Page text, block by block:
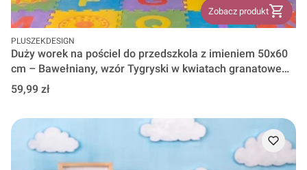
Zobacz produkt
PRODUCENT
PLUSZEKDESIGN
Duży worek na pościel do przedszkola z imieniem 50x60
cm – Bawełniany, wzór Tygryski w kwiatach granatowe
tło wz 1570
Cena
59,99 zł